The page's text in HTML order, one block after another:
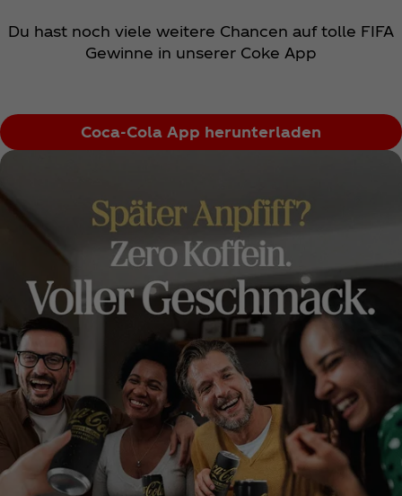
Du hast noch viele weitere Chancen auf tolle FIFA
Gewinne in unserer Coke App
Coca‑Cola App herunterladen